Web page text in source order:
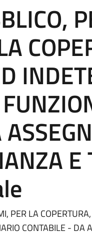
PER LA
CONTABILE - DA